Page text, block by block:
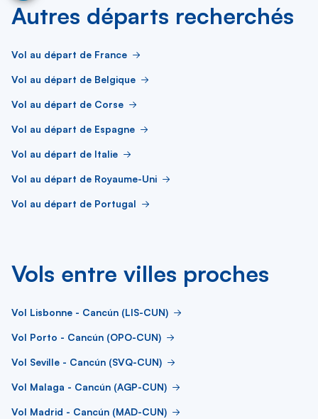
Autres départs recherchés
Vol au départ de France
Vol au départ de Belgique
Vol au départ de Corse
Vol au départ de Espagne
Vol au départ de Italie
Vol au départ de Royaume-Uni
Vol au départ de Portugal
Vols entre villes proches
Vol Lisbonne - Cancún (LIS-CUN)
Vol Porto - Cancún (OPO-CUN)
Vol Seville - Cancún (SVQ-CUN)
Vol Malaga - Cancún (AGP-CUN)
Vol Madrid - Cancún (MAD-CUN)